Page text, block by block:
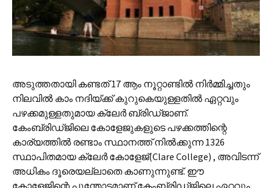
അടുത്തതായി കണ്ടത് 17 ആം നൂറ്റാണ്ടില്‍ നിര്‍മ്മിച്ചതും
നിലവില്‍ കാം നദിയ്ക്ക് കുറുകെയുള്ളതില്‍ ഏറ്റവും
പഴക്കമുള്ളതുമായ ക്ലേര്‍ ബ്രിഡ്‌ജാണ്.
കേംബ്രിഡ്‌ജിലെ കോളേജുകളുടെ പഴക്കത്തിന്റെ
കാര്യത്തില്‍ രണ്ടാം സ്ഥാനത്ത് നില്‍ക്കുന്ന 1326
സ്ഥാപിതമായ ക്ലേര്‍‍ കോളേജ്(Clare College) , അവിടന്ന്
അധികം ദൂരെയല്ലാതെ കാണുന്നുണ്ട്. ഈ
കോളേജിന്റെ പൂന്തോട്ടമാണ് കേംബ്രിഡ്‌ജിലെ ഏറ്റവും